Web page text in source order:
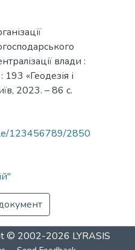
влади :
«Геодезія і
2023. – 86 с.
123456789/2850
© 2002-2026 LYRASIS